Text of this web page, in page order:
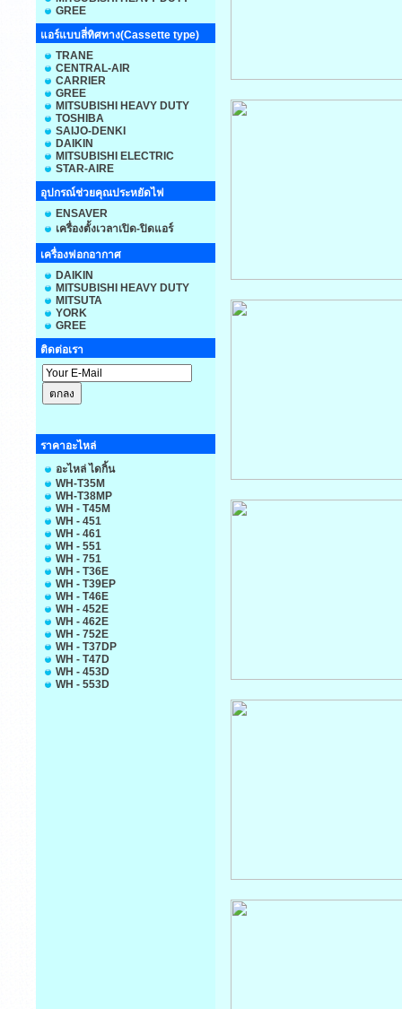
GREE
แอร์แบบสี่ทิศทาง(Cassette type)
TRANE
CENTRAL-AIR
CARRIER
GREE
MITSUBISHI HEAVY DUTY
TOSHIBA
SAIJO-DENKI
DAIKIN
MITSUBISHI ELECTRIC
STAR-AIRE
อุปกรณ์ช่วยคุณประหยัดไฟ
ENSAVER
เครื่องตั้งเวลาเปิด-ปิดแอร์
เครื่องฟอกอากาศ
DAIKIN
MITSUBISHI HEAVY DUTY
MITSUTA
YORK
GREE
ติดต่อเรา
ราคาอะไหล่
อะไหล่ ไดกิ้น
WH-T35M
WH-T38MP
WH - T45M
WH - 451
WH - 461
WH - 551
WH - 751
WH - T36E
WH - T39EP
WH - T46E
WH - 452E
WH - 462E
WH - 752E
WH - T37DP
WH - T47D
WH - 453D
WH - 553D